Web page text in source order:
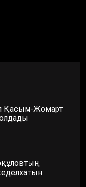
Қасым-Жомарт